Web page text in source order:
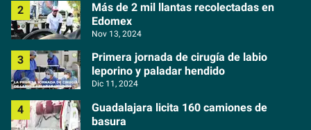
Más de 2 mil llantas recolectadas en
Edomex
Nov 13, 2024
Primera jornada de cirugía de labio
leporino y paladar hendido
Dic 11, 2024
Guadalajara licita 160 camiones de
basura